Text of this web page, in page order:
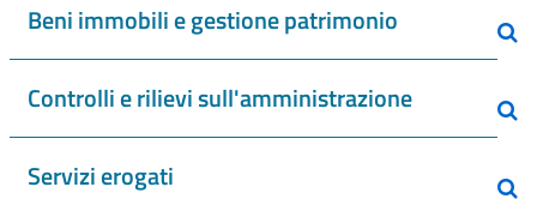
Beni immobili e gestione patrimonio
Controlli e rilievi sull'amministrazione
Servizi erogati